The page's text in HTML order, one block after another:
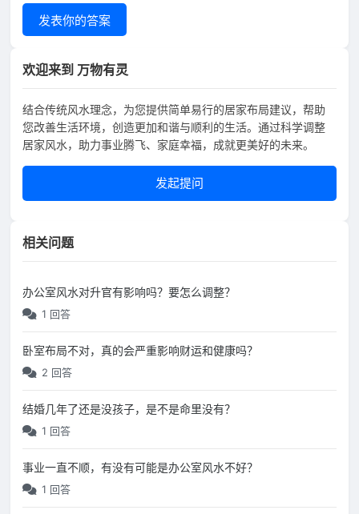
发表你的答案
欢迎来到 万物有灵
结合传统风水理念，为您提供简单易行的居家布局建议，帮助
您改善生活环境，创造更加和谐与顺利的生活。通过科学调整
居家风水，助力事业腾飞、家庭幸福，成就更美好的未来。
发起提问
相关问题
办公室风水对升官有影响吗？要怎么调整？
1 回答
卧室布局不对，真的会严重影响财运和健康吗？
2 回答
结婚几年了还是没孩子，是不是命里没有？
1 回答
事业一直不顺，有没有可能是办公室风水不好？
1 回答